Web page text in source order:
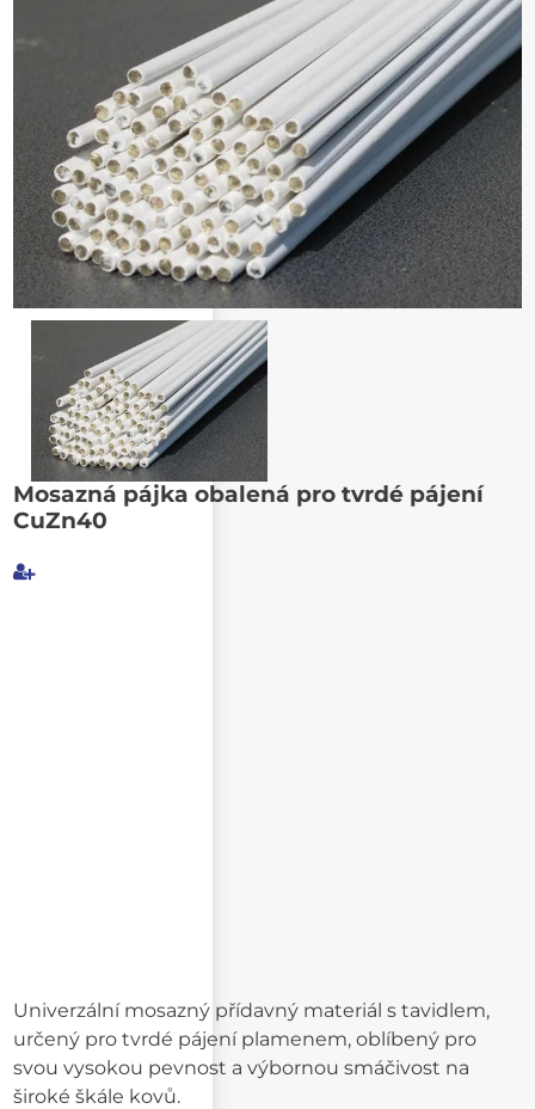
Mosazná pájka obalená pro tvrdé pájení
CuZn40
Poslat známému
Univerzální mosazný přídavný materiál s tavidlem,
určený pro tvrdé pájení plamenem, oblíbený pro
svou vysokou pevnost a výbornou smáčivost na
široké škále kovů.